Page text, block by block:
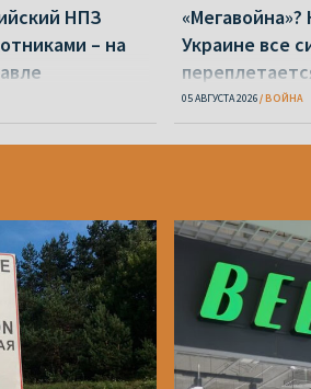
НПЗ
– на
«Мегавойна»?
Украине все
вокруг Ирана
05 АВГУСТА 2026 ВОЙНА